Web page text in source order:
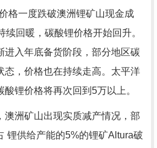
格一度跌破澳洲锂矿山现金成
回暖，碳酸锂价格开始回升。
进入年底备货阶段，部分地区碳
态，价格也在持续走高。太平洋
锂价格将再次回到5万以上。
澳洲矿山出现实质减产情况，部
锂供给产能的5%的锂矿Altura破